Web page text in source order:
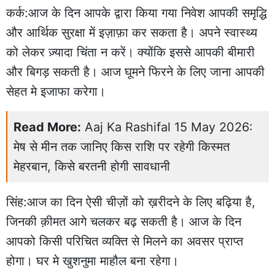
कर्क:आज के दिन आपके द्वारा किया गया निवेश आपकी समृद्धि
और आर्थिक सुरक्षा में इज़ाफ़ा कर सकता है। अपने स्वास्थ्य
को लेकर ज़्यादा चिंता न करें। क्योंकि इससे आपकी बीमारी
और बिगड़ सकती है। आज घूमने फिरने के लिए जाना आपकी
सेहत मे इजाफा करेगा।
Read More: Aaj Ka Rashifal 15 May 2026:
मेष से मीन तक जानिए किस राशि पर रहेगी किस्मत
मेहरबान, किसे बरतनी होगी सावधानी
सिंह:आज का दिन ऐसी चीज़ों को ख़रीदने के लिए बढ़िया है,
जिनकी क़ीमत आगे चलकर बढ़ सकती है। आज के दिन
आपको किसी परिचित व्यक्ति से मिलने का अवसर प्राप्त
होगा। घर मे खुशनुमा माहौल बना रहेगा।